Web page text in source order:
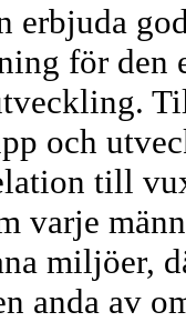
erbjuda
för den
och
till
varje
miljöer,
anda av